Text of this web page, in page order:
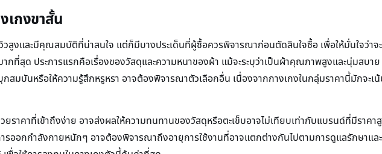
เกงขาสั้น
วสูงและมีคุณสมบัติที่น่าสนใจ แต่ก็มีบางประเด็นที่ผู้ซื้อควรพิจารณาก่อนตัดสินใจซื้อ เพื่อให้มั่นใจว่าจ
ากที่สุด ประการแรกคือเรื่องของวัสดุและความหนาของผ้า แม้จะระบุว่าเป็นผ้าคุณภาพสูงและนุ่มสบา
สมบันหรือให้ความรู้สึกหรูหรา อาจต้องพิจารณาตัวเลือกอื่น เนื่องจากกางเกงในกลุ่มราคานี้มักจะเน้
ยราคาที่เข้าถึงง่าย อาจส่งผลให้ความทนทานของวัสดุหรือตะเข็บอาจไม่เทียบเท่ากับแบรนด์ที่มีราค
ออกกำลังกายหนักๆ อาจต้องพิจารณาถึงอายุการใช้งานที่อาจแตกต่างกันไปตามการดูแลรักษาแล